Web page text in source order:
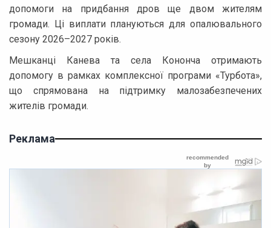
допомоги на придбання дров ще двом жителям
громади. Ці виплати плануються для опалювального
сезону 2026–2027 років.
Мешканці Канева та села Кононча отримають
допомогу в рамках комплексної програми «Турбота»,
що спрямована на підтримку малозабезпечених
жителів громади.
Реклама